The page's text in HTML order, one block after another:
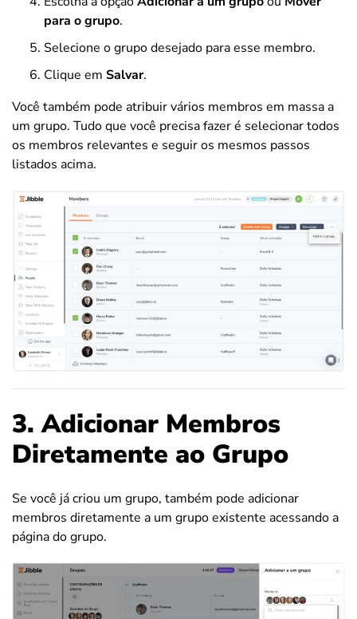
para o grupo.
Selecione o grupo desejado para esse membro.
Clique em Salvar.
Você também pode atribuir vários membros em massa a
um grupo. Tudo que você precisa fazer é selecionar todos
os membros relevantes e seguir os mesmos passos
listados acima.
3. Adicionar Membros
Diretamente ao Grupo
Se você já criou um grupo, também pode adicionar
membros diretamente a um grupo existente acessando a
página do grupo.